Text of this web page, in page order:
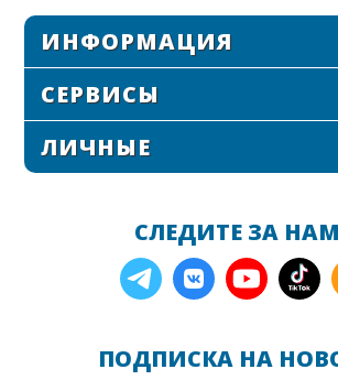
ИНФОРМАЦИЯ
СЕРВИСЫ
ЛИЧНЫЕ
СЛЕДИТЕ ЗА
ПОДПИСКА НА